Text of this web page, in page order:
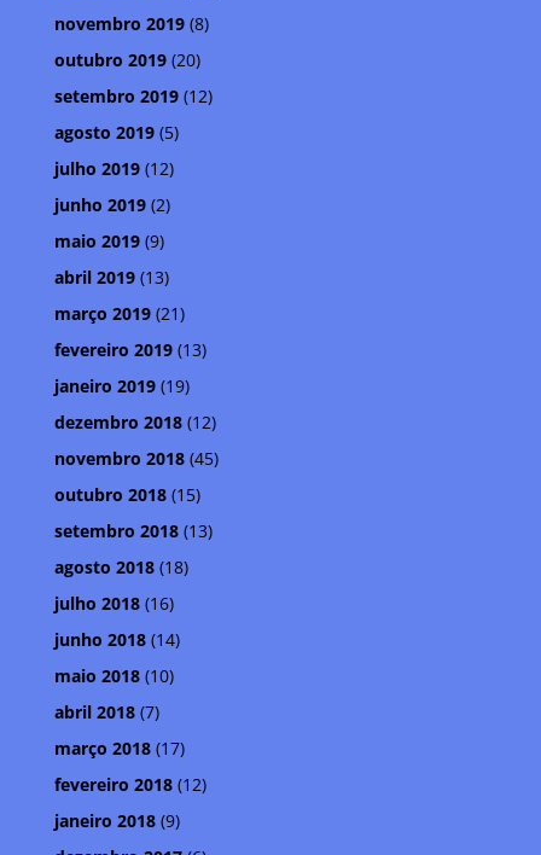
novembro 2019(8)
outubro 2019(20)
setembro 2019(12)
agosto 2019(5)
julho 2019(12)
junho 2019(2)
maio 2019(9)
abril 2019(13)
março 2019(21)
fevereiro 2019(13)
janeiro 2019(19)
dezembro 2018(12)
novembro 2018(45)
outubro 2018(15)
setembro 2018(13)
agosto 2018(18)
julho 2018(16)
junho 2018(14)
maio 2018(10)
abril 2018(7)
março 2018(17)
fevereiro 2018(12)
janeiro 2018(9)